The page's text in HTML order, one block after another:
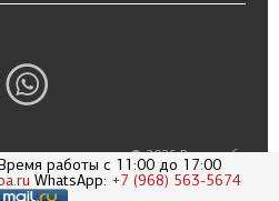
© 2026 Радиоизба
Политика в отношении обработки
персональных данных
работы с 11:00 до 17:00
WhatsApp: +7 (968) 563-5674